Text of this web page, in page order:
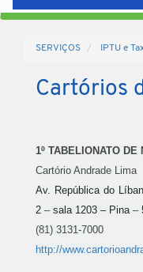
SERVIÇOS IPTU e
Cartórios
1º TABELIONATO DE
Cartório Andrade Lima
Av. República do
2 – sala 1203 – Pina –
(81) 3131-7000
http://